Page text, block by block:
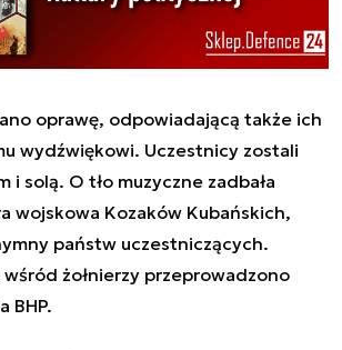
oprawę, odpowiadającą także ich
wydźwiękowi. Uczestnicy zostali
i solą. O tło muzyczne zadbała
wojskowa Kozaków Kubańskich,
państw uczestniczących.
żołnierzy przeprowadzono
BHP.